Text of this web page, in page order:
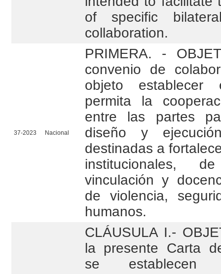
of specific
collaboration.
37-2023 Nacional
PRIMERA. -
convenio de
objeto
permita la
entre las partes
diseño y
destinadas a
institucionales,
vinculación y
de violencia,
humanos.
CLÁUSULA I.-
la presente Carta
se establecen